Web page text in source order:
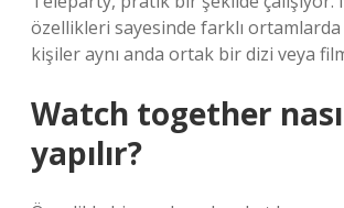
özellikleri sayesinde farklı
kişiler aynı anda ortak bir dizi veya
Watch together
yapılır?